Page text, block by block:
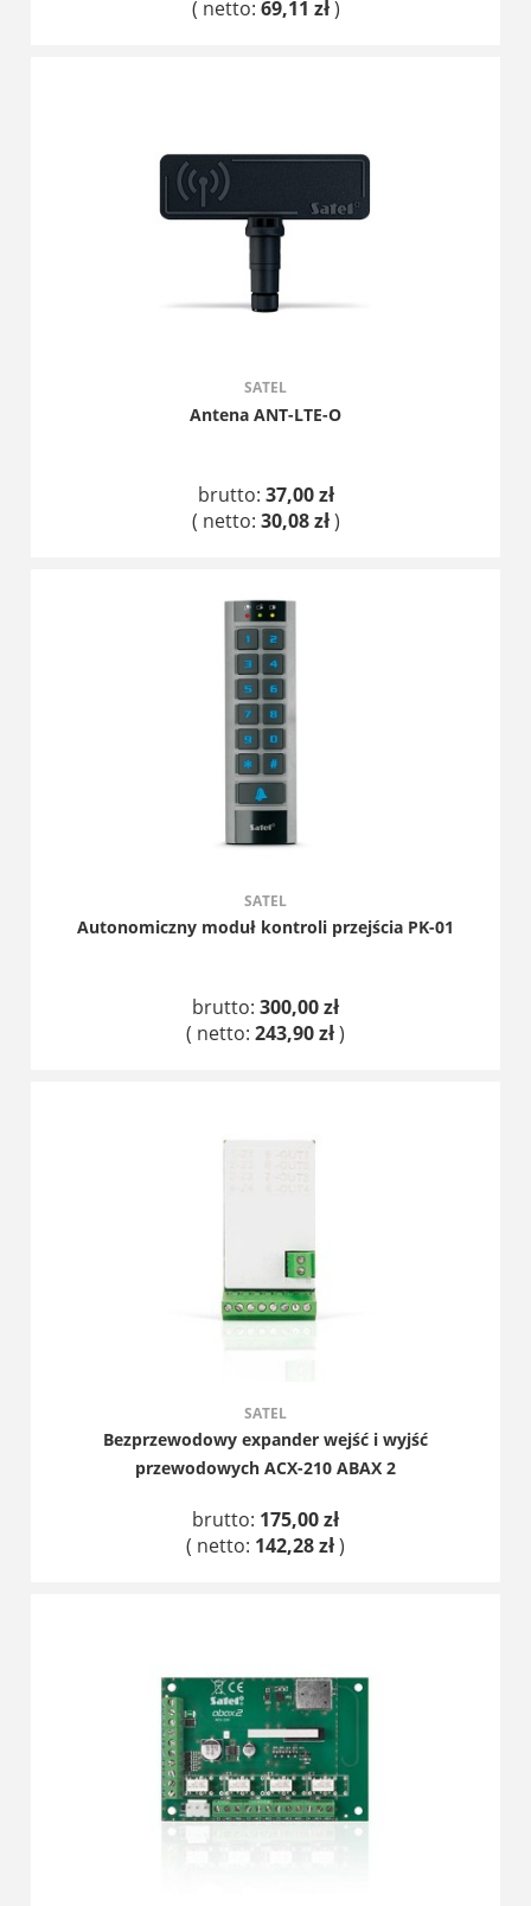
( netto: 69,11 zł)
SATEL
Antena ANT-LTE-O
brutto: 37,00 zł
( netto: 30,08 zł)
SATEL
Autonomiczny moduł kontroli przejścia PK-01
brutto: 300,00 zł
( netto: 243,90 zł)
SATEL
Bezprzewodowy expander wejść i wyjść
przewodowych ACX-210 ABAX 2
brutto: 175,00 zł
( netto: 142,28 zł)